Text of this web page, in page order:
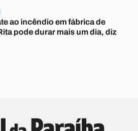
ao incêndio em fábrica de
pode durar mais um dia, diz